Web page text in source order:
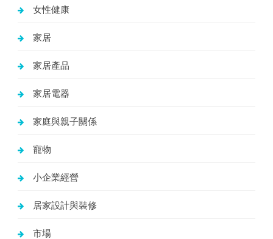
女性健康
家居
家居產品
家居電器
家庭與親子關係
寵物
小企業經營
居家設計與裝修
市場